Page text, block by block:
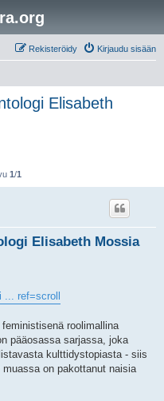
Kirjaudu sisään
Rekisteröidy
Elisabeth
1/1
Elisabeth Mossia
... ref=scroll
roolimallina
pääosassa sarjassa, joka
kulttidystopiasta - siis
on pakottanut naisia